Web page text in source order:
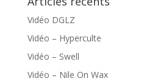
Vidéo DGLZ
Vidéo – Hyperculte
Vidéo – Swell
Vidéo – Nile On Wax